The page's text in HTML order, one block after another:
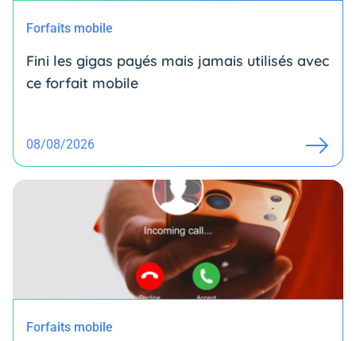
Forfaits mobile
Fini les gigas payés mais jamais utilisés avec
ce forfait mobile
08/08/2026
Forfaits mobile